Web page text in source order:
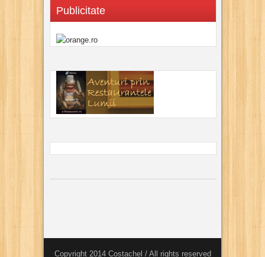
Publicitate
Copyright 2014 Costachel / All rights reserved